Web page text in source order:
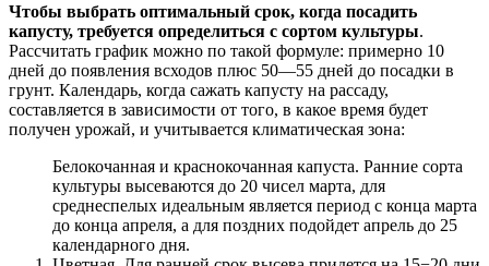
Чтобы выбрать оптимальный срок, когда посадить
капусту, требуется определиться с сортом культуры.
Рассчитать график можно по такой формуле: примерно 10
дней до появления всходов плюс 50—55 дней до посадки в
грунт. Календарь, когда сажать капусту на рассаду,
составляется в зависимости от того, в какое время будет
получен урожай, и учитывается климатическая зона:
Белокочанная и краснокочанная капуста. Ранние сорта
культуры высеваются до 20 чисел марта, для
среднеспелых идеальным является период с конца марта
до конца апреля, а для поздних подойдет апрель до 25
календарного дня.